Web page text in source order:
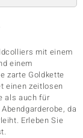
mit einem
einem
zarte Goldkette
einen zeitlosen
als auch für
da
Erleben Sie